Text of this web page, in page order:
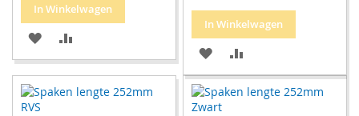
In Winkelwagen
VOEG
TOE
AAN
OM
TE
In Winkelwagen
VOEG
TOE
AAN
OM